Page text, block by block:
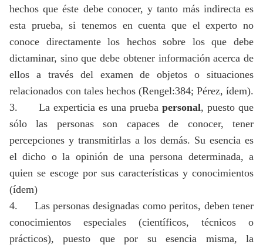
hechos que éste debe conocer, y tanto más indirecta es
esta prueba, si tenemos en cuenta que el experto no
conoce directamente los hechos sobre los que debe
dictaminar, sino que debe obtener información acerca de
ellos a través del examen de objetos o situaciones
relacionados con tales hechos (Rengel:384; Pérez, ídem).
3.
La experticia es una prueba personal, puesto que
sólo las personas son capaces de conocer, tener
percepciones y transmitirlas a los demás. Su esencia es
el dicho o la opinión de una persona determinada, a
quien se escoge por sus características y conocimientos
(ídem)
4.
Las personas designadas como peritos, deben tener
conocimientos especiales (científicos, técnicos o
prácticos), puesto que por su esencia misma, la